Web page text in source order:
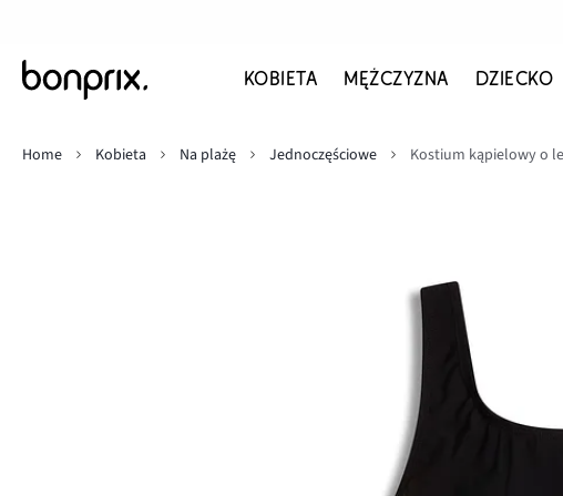
KOBIETA MĘŻCZYZNA DZIECKO
Home
Kobieta Na plażę Jednoczęściowe Kostium kąpielowy o